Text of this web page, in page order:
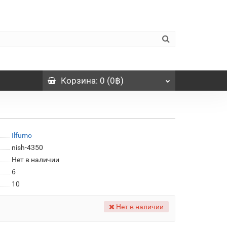
Корзина: 0 (0฿)
Ilfumo
nish-4350
Нет в наличии
6
10
Нет в наличии